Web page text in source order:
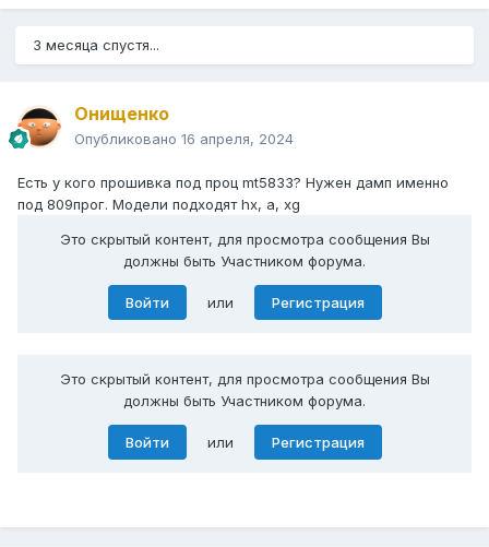
в KD-85XH9505 я думаю у них тока разные диагонали
3 месяца спустя...
Онищенко
Опубликовано 16 апреля, 2024
Есть у кого прошивка под проц mt5833? Нужен дамп именно
под 809прог. Модели подходят hx, a, xg
Это скрытый контент, для просмотра сообщения Вы
должны быть Участником форума.
Войти или Регистрация
Это скрытый контент, для просмотра сообщения Вы
должны быть Участником форума.
Войти или Регистрация